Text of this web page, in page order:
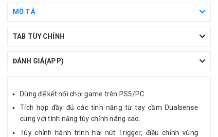
MÔ TẢ
TAB TÙY CHỈNH
ĐÁNH GIÁ(APP)
Dùng để kết nối chơi game trên PS5/PC
Tích hợp đầy đủ các tính năng từ tay cầm Dualsense
cùng với tính năng tùy chỉnh nâng cao.
Tùy chỉnh hành trình hai nút Trigger, điều chỉnh vùng